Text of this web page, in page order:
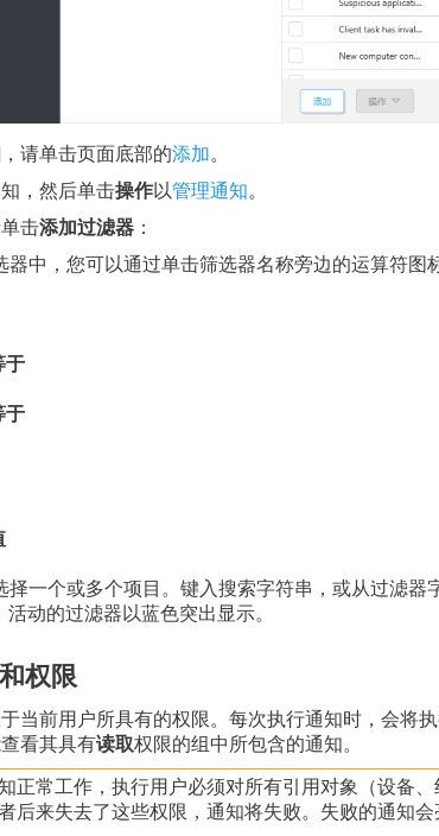
，请单击页面底部的添加。
，然后单击操作以管理通知。
击添加过滤器：
器中，您可以通过单击筛选器名称旁边的运算符图
于
于
择一个或多个项目。键入搜索字符串，或从过滤器
活动的过滤器以蓝色突出显示。
权限
当前用户所具有的权限。每次执行通知时，会将
看其具有读取权限的组中所包含的通知。
正常工作，执行用户必须对所有引用对象（设备
后来失去了这些权限，通知将失败。失败的通知